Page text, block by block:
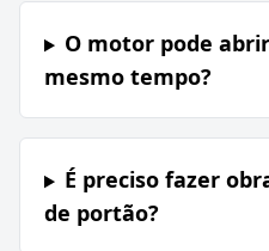
O motor pode
mesmo tempo?
É preciso fazer
de portão?